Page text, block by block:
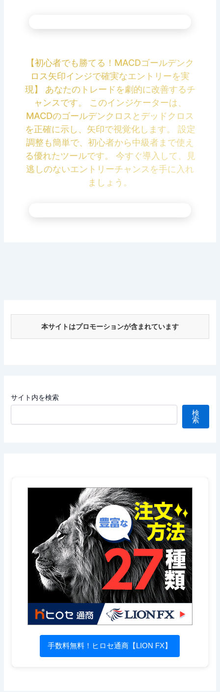
【初心者でも勝てる！MACDゴールデンク
ロス矢印インジで確実なエントリーを実
現】 あなたのトレードを劇的に改善するチ
ャンスです。 このインジケーターは、
MACDのゴールデンクロスとデッドクロス
を正確に示し、矢印で視覚化します。 設定
調整も簡単で、初心者から中級者まで使え
る優れたツールです。 今すぐ導入して、見
逃しのないエントリーチャンスを手に入れ
ましょう。
本サイトはプロモーションが含まれています
サイト内を検索
検
索
手数料無料！ヒロセ通商【LION FX】